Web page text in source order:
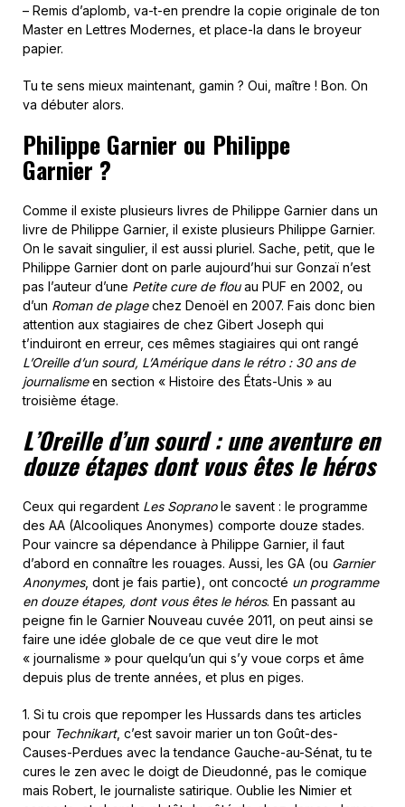
– Remis d’aplomb, va-t-en prendre la copie originale de ton
Master en Lettres Modernes, et place-la dans le broyeur
papier.
Tu te sens mieux maintenant, gamin ? Oui, maître ! Bon. On
va débuter alors.
Philippe Garnier ou Philippe
Garnier ?
Comme il existe plusieurs livres de Philippe Garnier dans un
livre de Philippe Garnier, il existe plusieurs Philippe Garnier.
On le savait singulier, il est aussi pluriel. Sache, petit, que le
Philippe Garnier dont on parle aujourd’hui sur Gonzaï n’est
pas l’auteur d’une Petite cure de flouau PUF en 2002, ou
d’un Roman de plagechez Denoël en 2007. Fais donc bien
attention aux stagiaires de chez Gibert Joseph qui
t’induiront en erreur, ces mêmes stagiaires qui ont rangé
L’Oreille d’un sourd, L’Amérique dans le rétro : 30 ans de
journalismeen section « Histoire des États-Unis » au
troisième étage.
L’Oreille d’un sourd: une aventure en
douze étapes dont vous êtes le héros
Ceux qui regardent Les Sopranole savent : le programme
des AA (Alcooliques Anonymes) comporte douze stades.
Pour vaincre sa dépendance à Philippe Garnier, il faut
d’abord en connaître les rouages. Aussi, les GA (ou Garnier
Anonymes, dont je fais partie), ont concocté un programme
en douze étapes, dont vous êtes le héros. En passant au
peigne fin le Garnier Nouveau cuvée 2011, on peut ainsi se
faire une idée globale de ce que veut dire le mot
« journalisme » pour quelqu’un qui s’y voue corps et âme
depuis plus de trente années, et plus en piges.
1. Si tu crois que repomper les Hussards dans tes articles
pour Technikart, c’est savoir marier un ton Goût-des-
Causes-Perdues avec la tendance Gauche-au-Sénat, tu te
cures le zen avec le doigt de Dieudonné, pas le comique
mais Robert, le journaliste satirique. Oublie les Nimier et